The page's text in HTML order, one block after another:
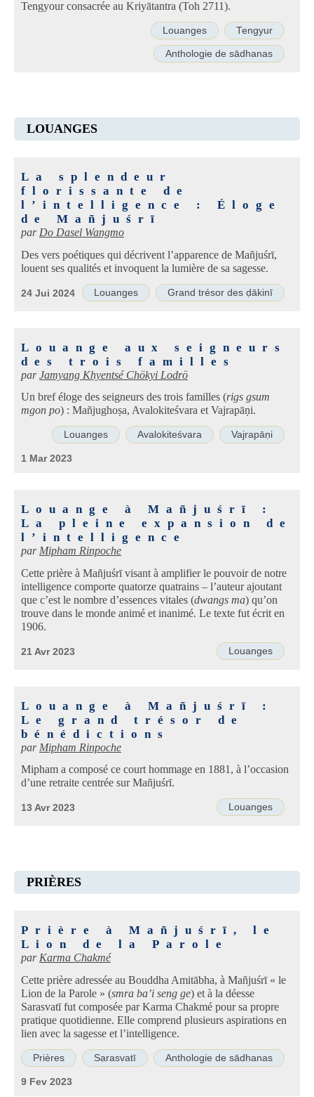
Tengyour consacrée au Kriyātantra (Toh 2711).
Louanges Tengyur
Anthologie de sādhanas
LOUANGES
La splendeur
florissante de
l’intelligence : Éloge
de Mañjuśrī
parDo Dasel Wangmo
Des vers poétiques qui décrivent l’apparence de Mañjuśrī,
louent ses qualités et invoquent la lumière de sa sagesse.
Louanges Grand trésor des ḍākinī
24 Jui 2024
Louange aux seigneurs
des trois familles
parJamyang Khyentsé Chökyi Lodrö
Un bref éloge des seigneurs des trois familles (rigs gsum
mgon po) : Mañjughoṣa, Avalokiteśvara et Vajrapāṇi.
Louanges Avalokiteśvara Vajrapāṇi
1 Mar 2023
Louange à Mañjuśrī :
La pleine expansion de
l’intelligence
parMipham Rinpoche
Cette prière à Mañjuśrī visant à amplifier le pouvoir de notre
intelligence comporte quatorze quatrains – l’auteur ajoutant
que c’est le nombre d’essences vitales (dwangs ma) qu’on
trouve dans le monde animé et inanimé. Le texte fut écrit en
1906.
Louanges
21 Avr 2023
Louange à Mañjuśrī :
Le grand trésor de
bénédictions
par Mipham Rinpoche
Mipham a composé ce court hommage en 1881, à l’occasion
d’une retraite centrée sur Mañjuśrī.
Louanges
13 Avr 2023
PRIÈRES
Prière à Mañjuśrī, le
Lion de la Parole
parKarma Chakmé
Cette prière adressée au Bouddha Amitābha, à Mañjuśrī « le
Lion de la Parole » (smra ba’i seng ge) et à la déesse
Sarasvatī fut composée par Karma Chakmé pour sa propre
pratique quotidienne. Elle comprend plusieurs aspirations en
lien avec la sagesse et l’intelligence.
Prières Sarasvatī Anthologie de sādhanas
9 Fev 2023